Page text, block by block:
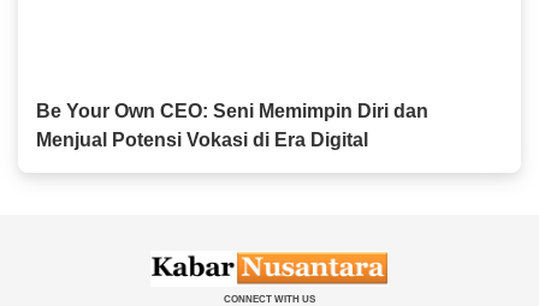
Be Your Own CEO: Seni Memimpin Diri dan
Menjual Potensi Vokasi di Era Digital
CONNECT WITH US